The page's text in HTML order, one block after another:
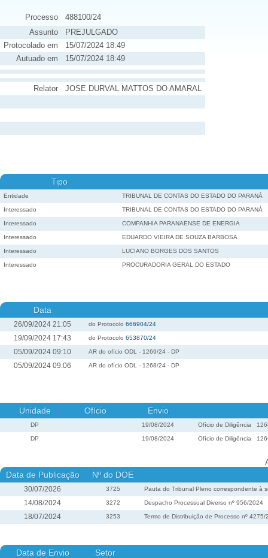
Processo
488100/24
Assunto
PREJULGADO
Protocolado em
15/07/2024 18:49
Autuado em
15/07/2024 18:49
Relator JOSE DURVAL MATTOS DO AMARAL
Tipo
Entidade TRIBUNAL DE CONTAS DO ESTADO DO PARANÁ
Interessado TRIBUNAL DE CONTAS DO ESTADO DO PARANÁ
Interessado COMPANHIA PARANAENSE DE ENERGIA
Interessado EDUARDO VIEIRA DE SOUZA BARBOSA
Interessado LUCIANO BORGES DOS SANTOS
Interessado PROCURADORIA GERAL DO ESTADO
Data
26/09/2024 21:05 do Protocolo 666904/24
19/09/2024 17:43 do Protocolo 653870/24
05/09/2024 09:10 AR do ofício ODL - 1269/24 - DP
05/09/2024 09:06 AR do ofício ODL - 1268/24 - DP
Unidade Ofício Envio
DP 19/08/2024 Ofício de Diligência
DP 19/08/2024 Ofício de Diligência
Data de Publicação Nº do DOE
30/07/2026 3725 Pauta do Tribunal Pleno correspondente à
14/08/2024 3272 Despacho Processual Diverso nº 956/2024
18/07/2024 3253 Termo de Distribuição de Processo nº 4275/
Data de Envio Setor